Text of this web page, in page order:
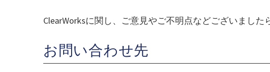
ClearWorksに関し、ご意見やご不明点などございました
お問い合わせ先